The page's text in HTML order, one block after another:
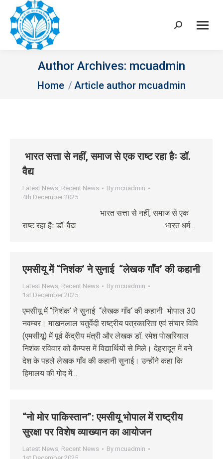
Search:
Author Archives: mcuadmin
You are here:
Home Article author mcuadmin
भारत सत्ता से नहीं, समाज से एक राष्ट रहा हैः डॉ.
वैद्य
Latest News, Recent News By mcuadmin
4th December 2025
भारत सत्ता से नहीं, समाज से एक
राष्ट रहा हैः डॉ. वैद्य भारत धर्म…
एमसीयू में “निशंक’ ने सुनाई “लेखक गाँव’ की कहानी
Latest News, Recent News By mcuadmin
1st December 2025
एमसीयू में “निशंक‘ ने सुनाई “लेखक गाँव‘ की कहानी भोपाल 30
नवम्बर। माखनलाल चतुर्वेदी राष्ट्रीय पत्रकारिता एवं संचार विवि
(एमसीयू) में पूर्व केंद्रीय मंत्री और लेखक डॉ. रमेश पोखरियाल
निशंक रविवार को कैम्पस में विद्यार्थियों से मिले। देहरादून में बने
देश के पहले लेखक गाँव की कहानी सुनाई। उन्होंने कहा कि
हिमालय की गोद में…
“नो मोर पाकिस्तान”: एमसीयू भोपाल में राष्ट्रीय
सुरक्षा पर विशेष व्याख्यान का आयोजन
Latest News, Recent News By mcuadmin